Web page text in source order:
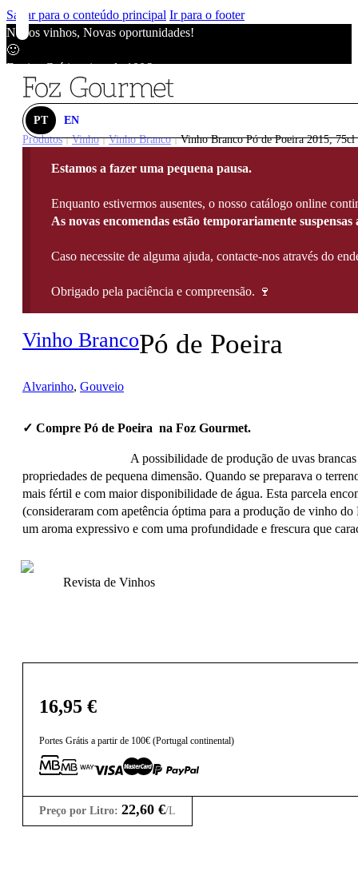
Saltar para o conteúdo principal Ir para o footer
Novos vinhos, Novas oportunidades!
🙂
Envios Grátis acima de 100€
Novos vinhos, Novas oportunidades!
Envios Grátis acima de 100€
Novos vinhos, Novas oportunidades!
Envios Grátis acima de 100€
PT
EN
Produtos | Vinho | Vinho Branco | Vinho Branco Pó de Poeira 2015, 75cl
Estamos a fazer uma pequena pausa.
Enquanto estivermos ausentes, o nosso catálogo online
As novas encomendas estão temporariamente suspensas
Caso necessite de alguma ajuda, contacte-nos através do
Obrigado pela paciência e compreensão. 🍷
Vinho BrancoPó de Poeira
Alvarinho, Gouveio
✓ Compre Pó de Poeira na Foz Gourmet.
A possibilidade de produção de uvas
propriedades de pequena dimensão. Quando se preparava o
mais fértil e com maior disponibilidade de água. Esta parcela
(consideraram com apetência óptima para a produção de vinho
um aroma expressivo e com uma profundidade e frescura que
Revista de Vinhos
16,95 €
Portes Grátis a partir de 100€ (Portugal continental)
Preço por Litro: 22,60 €/L